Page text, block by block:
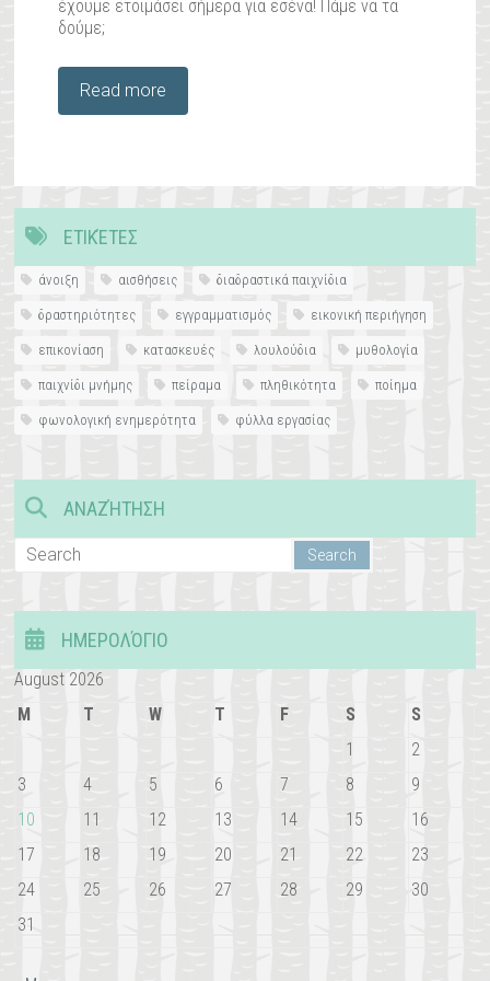
έχουμε ετοιμάσει σήμερα για εσένα! Πάμε να τα
δούμε;
Read more
ΕΤΙΚΈΤΕΣ
άνοιξη αισθήσεις διαδραστικά παιχνίδια
δραστηριότητες εγγραμματισμός εικονική περιήγηση
επικονίαση κατασκευές λουλούδια μυθολογία
παιχνίδι μνήμης πείραμα πληθικότητα ποίημα
φωνολογική ενημερότητα φύλλα εργασίας
ΑΝΑΖΉΤΗΣΗ
ΗΜΕΡΟΛΌΓΙΟ
August 2026
M
T W T F S
S
1
2
3
4 5 6 7 8
9
10
11 12 13 14 15
16
17
18 19 20 21 22
23
24
25 26 27 28 29
30
31